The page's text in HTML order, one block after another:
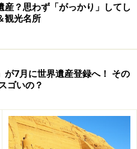
産？思わず「がっかり」してし
観光名所
が7月に世界遺産登録へ！ その
ゴいの？